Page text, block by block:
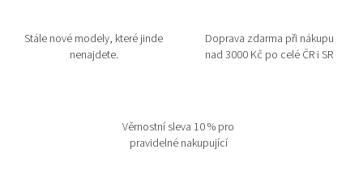
Stále nové modely, které jinde
nenajdete.
Doprava zdarma při nákupu
nad 3000 Kč po celé ČR i SR
Věrnostní sleva 10 % pro
pravidelné nakupující